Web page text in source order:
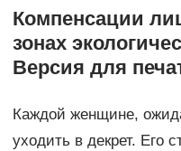
Компенсации
зонах
Версия для
Каждой женщине,
уходить в декрет. Его